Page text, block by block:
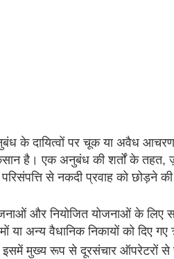
के दायित्वों पर चूक या अवैध
है। एक अनुबंध की शर्तों के तहत,
परिसंपत्ति से नकदी प्रवाह को छोड़ने
और नियोजित योजनाओं के लिए
या अन्य वैधानिक निकायों को दिए
इसमें मुख्य रूप से दूरसंचार ऑपरेटरों